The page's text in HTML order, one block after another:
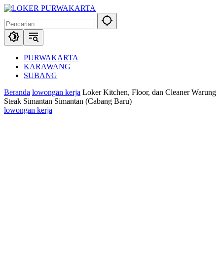
Langsung
konten
PURWAKARTA
KARAWANG
SUBANG
Beranda lowongan kerja Loker Kitchen, Floor, dan Cleaner Warung
Steak Simantan Simantan (Cabang Baru)
lowongan kerja